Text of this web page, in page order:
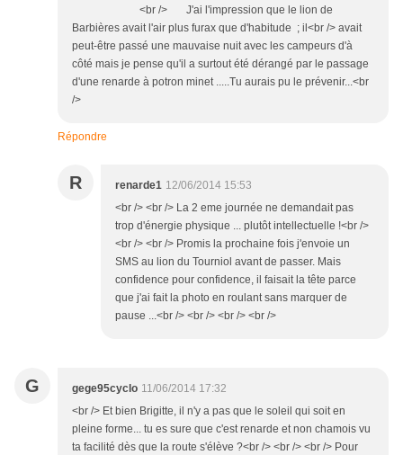
<br /> J'ai l'impression que le lion de
Barbières avait l'air plus furax que d'habitude ; il<br /> avait
peut-être passé une mauvaise nuit avec les campeurs d'à
côté mais je pense qu'il a surtout été dérangé par le passage
d'une renarde à potron minet .....Tu aurais pu le prévenir...<br
/>
Répondre
R renarde1 12/06/2014 15:53
<br /> <br /> La 2 eme journée ne demandait pas
trop d'énergie physique ... plutôt intellectuelle !<br />
<br /> <br /> Promis la prochaine fois j'envoie un
SMS au lion du Tourniol avant de passer. Mais
confidence pour confidence, il faisait la tête parce
que j'ai fait la photo en roulant sans marquer de
pause ...<br /> <br /> <br /> <br />
G gege95cyclo 11/06/2014 17:32
<br /> Et bien Brigitte, il n'y a pas que le soleil qui soit en
pleine forme... tu es sure que c'est renarde et non chamois vu
ta facilité dès que la route s'élève ?<br /> <br /> <br /> Pour